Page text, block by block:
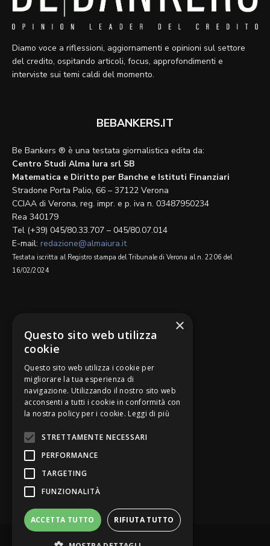
Diamo voce a riflessioni, aggiornamenti e opinioni sul settore
del credito, ospitando articoli, focus, approfondimenti e
interviste sui temi caldi del momento.
BEBANKERS.IT
Be Bankers ® è una testata giornalistica edita da:
Centro Studi Alma Iura srl SB
Matematica e Diritto per Banche e Istituti Finanziari
Stradone Porta Palio, 66 – 37122 Verona
CCIAA di Verona, reg. impr. e p. iva n. 03487950234
Rea 340179
Tel (+39) 045/80.33.707 – 045/80.07.014
E-mail: redazione@almaiura.it
Testata iscritta al Registro stampa del Tribunale di Verona al n. 2206 del
16/02/2024
Be Bankers è ideato da
×
Questo sito web utilizza
cookie
Questo sito web utilizza i cookie per
migliorare la tua esperienza di
navigazione. Utilizzando il nostro sito web
acconsenti a tutti i cookie in conformità con
la nostra policy per i cookie. Leggi di più
STRETTAMENTE NECESSARI
PERFORMANCE
TARGETING
FUNZIONALITÀ
ACCETTA TUTTO RIFIUTA TUTTO